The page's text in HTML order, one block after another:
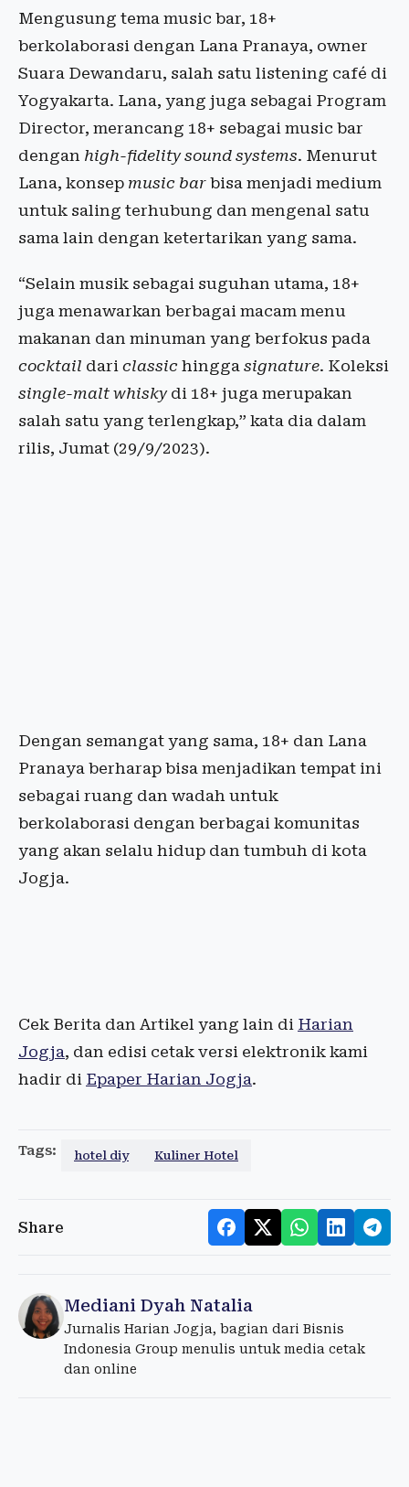
Mengusung tema music bar, 18+
berkolaborasi dengan Lana Pranaya, owner
Suara Dewandaru, salah satu listening café di
Yogyakarta. Lana, yang juga sebagai Program
Director, merancang 18+ sebagai music bar
dengan high-fidelity sound systems. Menurut
Lana, konsep music bar bisa menjadi medium
untuk saling terhubung dan mengenal satu
sama lain dengan ketertarikan yang sama.
“Selain musik sebagai suguhan utama, 18+
juga menawarkan berbagai macam menu
makanan dan minuman yang berfokus pada
cocktail dari classic hingga signature. Koleksi
single-malt whiskydi 18+ juga merupakan
salah satu yang terlengkap,” kata dia dalam
rilis, Jumat (29/9/2023).
Dengan semangat yang sama, 18+ dan Lana
Pranaya berharap bisa menjadikan tempat ini
sebagai ruang dan wadah untuk
berkolaborasi dengan berbagai komunitas
yang akan selalu hidup dan tumbuh di kota
Jogja.
Cek Berita dan Artikel yang lain di Harian
Jogja, dan edisi cetak versi elektronik kami
hadir di Epaper Harian Jogja.
Tags: hotel diy Kuliner Hotel
Share
Mediani Dyah Natalia
Jurnalis Harian Jogja, bagian dari Bisnis
Indonesia Group menulis untuk media cetak
dan online